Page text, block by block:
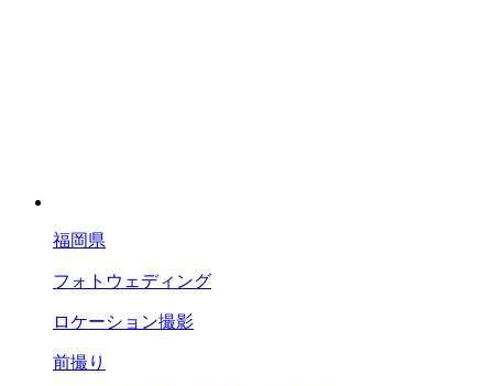
福岡県
フォトウェディング
ロケーション撮影
前撮り